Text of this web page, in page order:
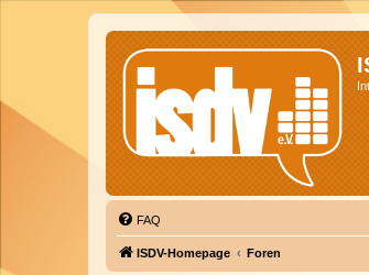
FAQ
ISDV-Homepage Foren